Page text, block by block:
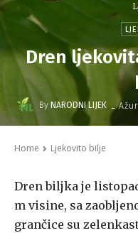
Dren
By NARODNI LIJEK -
Home Ljekovito bilje
Dren biljka je
m visine, sa
grančice su